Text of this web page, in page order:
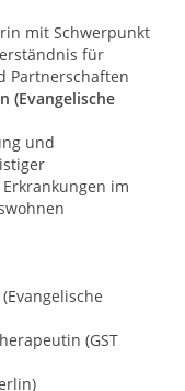
mit Schwerpunkt
für
Partnerschaften
(Evangelische
und
im
(GST